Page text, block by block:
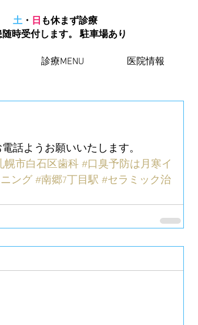
診療MENU 医院情報
土 ・ 日 も休まず診療
随時受付します。 駐車場あり
話ようお願いいたします。
幌市白石区歯科 #口臭予防は月寒イ
ング #南郷7丁目駅 #セラミック治